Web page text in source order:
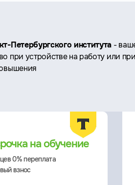
Петербургского института -
при устройстве на работу или при
на обучение
0% переплата
взнос